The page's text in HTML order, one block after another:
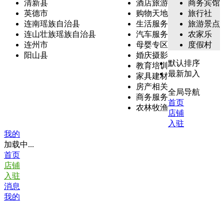
清新县
英德市
连南瑶族自治县
连山壮族瑶族自治县
连州市
阳山县
酒店旅游
购物天地
生活服务
汽车服务
母婴专区
婚庆摄影
教育培训
家具建材
房产相关
商务服务
农林牧渔
商务宾馆
旅行社
旅游景点
农家乐
度假村
默认排序
最新加入
全局导航
首页
店铺
入驻
我的
加载中...
首页
店铺
入驻
消息
我的